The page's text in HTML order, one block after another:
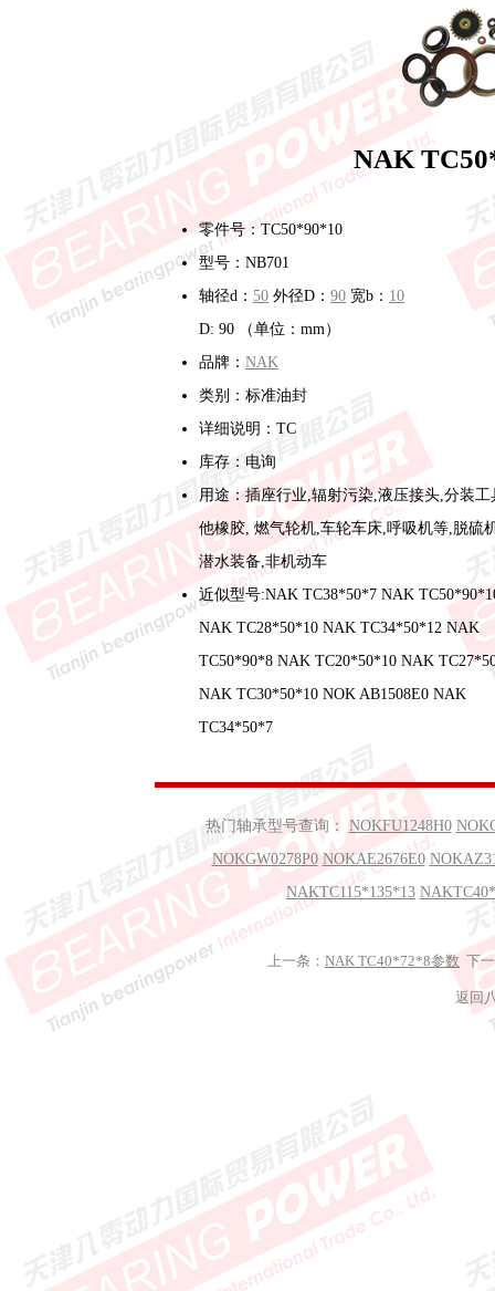
NAK
零件号：TC50*90*10
型号：NB701
轴径d： 50 外径D： 90 宽b： 10
D: 90 （单位：mm）
品牌： NAK
类别：标准油封
详细说明：TC
库存：电询
用途：插座行业,辐射污染,液压接头,分装工
他橡胶, 燃气轮机,车轮车床,呼吸机等,脱硫
潜水装备,非机动车
近似型号:NAK TC38*50*7 NAK
NAK TC28*50*10 NAK TC34*50*12 NAK
TC50*90*8 NAK TC20*50*10 NAK
NAK TC30*50*10 NOK AB1508E0 NAK
TC34*50*7
热门轴承型号查询：NOKFU1248H0
NOKGW0278P0 NOKAE2676E0
NAKTC115*135*13
上一条： NAK TC40*72*8参数 下
返回